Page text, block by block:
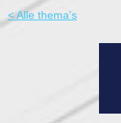
< Alle thema's